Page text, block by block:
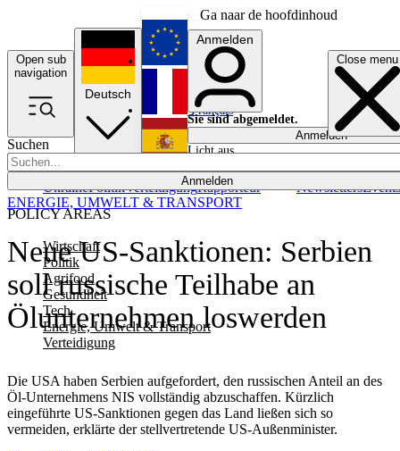
Ga naar de hoofdinhoud
Open sub
navigation
Close menu
Suchen
Anmelden
POLICY AREAS
Wirtschaft
Politik
Agrifood
Gesundheit
Tech
Energie, Umwelt & Transport
Verteidigung
UkrainePolitikVerteidigungRapporteur NewslettersEvents
Deutsch
English
Français
Anmelden
Sie sind abgemeldet.
Anmelden
Licht aus
Neue US-Sanktionen: Serbien
soll russische Teilhabe an
Ölunternehmen loswerden
Die USA haben Serbien aufgefordert, den russischen Anteil an des
Öl-Unternehmens NIS vollständig abzuschaffen. Kürzlich
eingeführte US-Sanktionen gegen das Land ließen sich so
vermeiden, erklärte der stellvertretende US-Außenminister.
ENERGIE, UMWELT & TRANSPORT